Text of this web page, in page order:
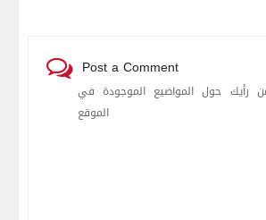
Post a Comment
رأيك حول المواضيع الموجودة في
الموقع